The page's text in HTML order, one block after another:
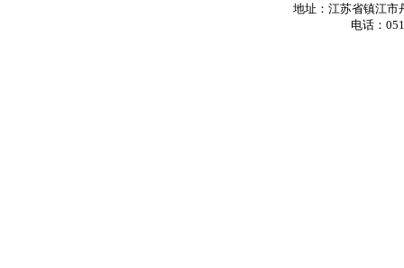
地址：江苏省镇江市
电话：